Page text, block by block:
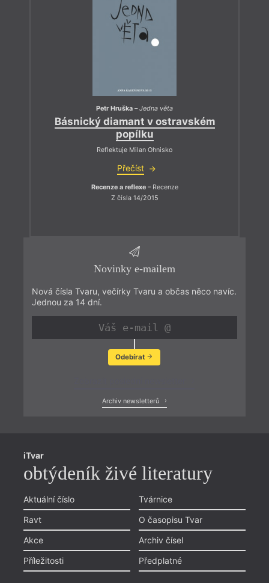
Petr Hruška –Jedna věta
Básnický diamant v ostravském
popílku
Reflektuje Milan Ohnisko
Přečíst
Recenze a reflexe– Recenze
Z čísla 14/2015
Novinky e-mailem
Nová čísla Tvaru, večírky Tvaru a občas něco navíc.
Jednou za 14 dní.
Odebírat
Archiv newsletterů
iTvar
obtýdeník živé literatury
Aktuální číslo
Ravt
Akce
Příležitosti
Tvárnice
O časopisu Tvar
Archiv čísel
Předplatné